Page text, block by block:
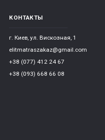
КОНТАКТЫ
г. Киев, ул. Вискозная, 1
elitmatraszakaz@gmail.com
+38 (077) 412 24 67
+38 (093) 668 66 08